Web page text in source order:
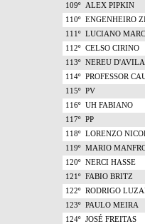
109º ALEX PIPKIN
110º ENGENHEIRO
111º LUCIANO
112º CELSO CIRINO
113º NEREU D'AVILA
114º PROFESSOR
115º PV
116º UH FABIANO
117º PP
118º LORENZO
119º MARIO
120º NERCI HASSE
121º FABIO BRITZ
122º RODRIGO
123º PAULO MEIRA
124º JOSÉ FREITAS